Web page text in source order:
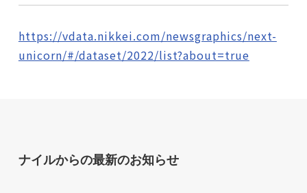
https://vdata.nikkei.com/newsgraphics/next-
unicorn/#/dataset/2022/list?about=true
ナイルからの最新のお知らせ